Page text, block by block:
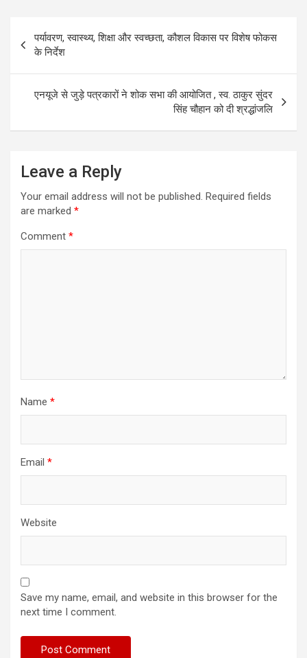
Post
navigation
पर्यावरण, स्वास्थ्य, शिक्षा और स्वच्छता, कौशल विकास पर विशेष फोकस
के निर्देश
एनयूजे से जुड़े पत्रकारों ने शोक सभा की आयोजित , स्व. ठाकुर सुंदर
सिंह चौहान को दी श्रद्धांजलि
Leave a Reply
Your email address will not be published. Required fields
are marked *
Comment *
Name *
Email *
Website
Save my name, email, and website in this browser for the
next time I comment.